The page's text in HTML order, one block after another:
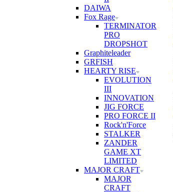
DAIWA
Fox Rage
TERMINATOR
PRO
DROPSHOT
Graphiteleader
GRFISH
HEARTY RISE
EVOLUTION
III
INNOVATION
JIG FORCE
PRO FORCE II
Rock'n'Force
STALKER
ZANDER
GAME XT
LIMITED
MAJOR CRAFT
MAJOR
CRAFT